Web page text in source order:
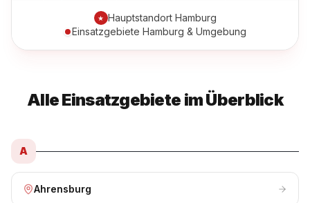
★ Hauptstandort Hamburg
Einsatzgebiete Hamburg & Umgebung
Alle Einsatzgebiete im Überblick
A
Ahrensburg